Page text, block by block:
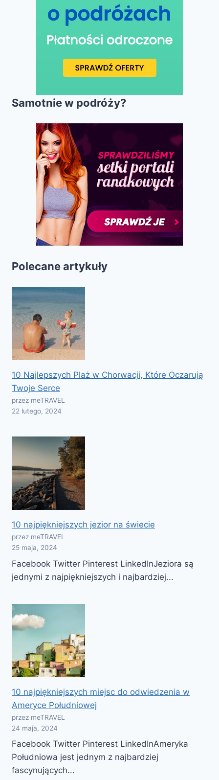
Samotnie w podróży?
Polecane artykuły
10 Najlepszych Plaż w Chorwacji, Które Oczarują
Twoje Serce
przez meTRAVEL
22 lutego, 2024
10 najpiękniejszych jezior na świecie
przez meTRAVEL
25 maja, 2024
Facebook Twitter Pinterest LinkedInJeziora są
jednymi z najpiękniejszych i najbardziej...
10 najpiękniejszych miejsc do odwiedzenia w
Ameryce Południowej
przez meTRAVEL
24 maja, 2024
Facebook Twitter Pinterest LinkedInAmeryka
Południowa jest jednym z najbardziej
fascynujących...